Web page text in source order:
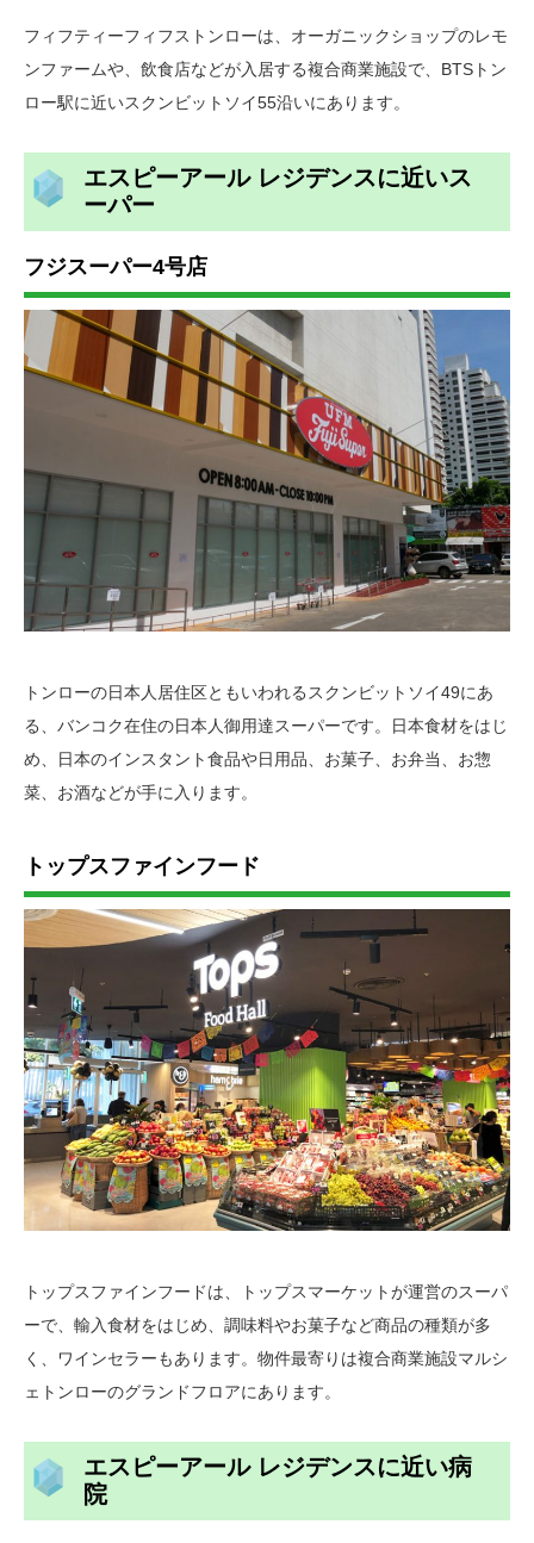
フィフティーフィフストンローは、オーガニックショップのレモ
ンファームや、飲食店などが入居する複合商業施設で、BTSトン
ロー駅に近いスクンビットソイ55沿いにあります。
エスピーアール レジデンスに近いス
ーパー
フジスーパー4号店
トンローの日本人居住区ともいわれるスクンビットソイ49にあ
る、バンコク在住の日本人御用達スーパーです。日本食材をはじ
め、日本のインスタント食品や日用品、お菓子、お弁当、お惣
菜、お酒などが手に入ります。
トップスファインフード
トップスファインフードは、トップスマーケットが運営のスーパ
ーで、輸入食材をはじめ、調味料やお菓子など商品の種類が多
く、ワインセラーもあります。物件最寄りは複合商業施設マルシ
ェトンローのグランドフロアにあります。
エスピーアール レジデンスに近い病
院